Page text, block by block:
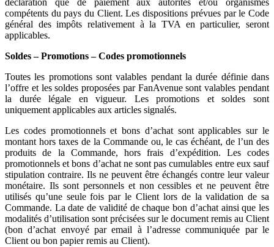
déclaration que de paiement aux autorités et/ou organismes
compétents du pays du Client. Les dispositions prévues par le Code
général des impôts relativement à la TVA en particulier, seront
applicables.
Soldes – Promotions – Codes promotionnels
Toutes les promotions sont valables pendant la durée définie dans
l’offre et les soldes proposées par FanAvenue sont valables pendant
la durée légale en vigueur. Les promotions et soldes sont
uniquement applicables aux articles signalés.
Les codes promotionnels et bons d’achat sont applicables sur le
montant hors taxes de la Commande ou, le cas échéant, de l’un des
produits de la Commande, hors frais d’expédition. Les codes
promotionnels et bons d’achat ne sont pas cumulables entre eux sauf
stipulation contraire. Ils ne peuvent être échangés contre leur valeur
monétaire. Ils sont personnels et non cessibles et ne peuvent être
utilisés qu’une seule fois par le Client lors de la validation de sa
Commande. La date de validité de chaque bon d’achat ainsi que les
modalités d’utilisation sont précisées sur le document remis au Client
(bon d’achat envoyé par email à l’adresse communiquée par le
Client ou bon papier remis au Client).